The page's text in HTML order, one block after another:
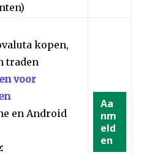
kopen,
traden
voor
en Android
Aa
nm
eld
en